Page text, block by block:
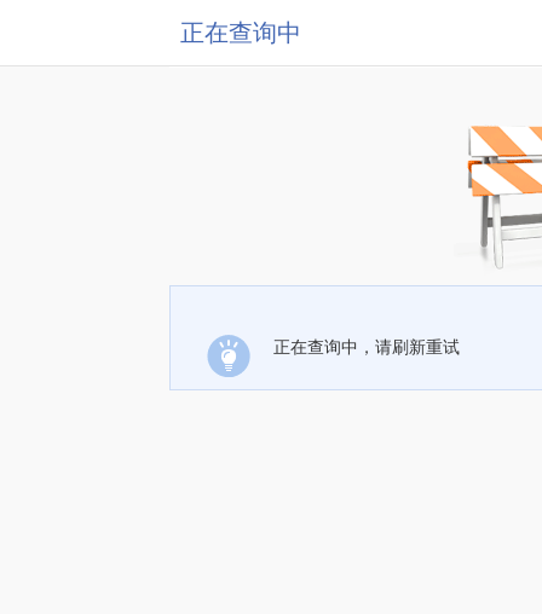
正在查询中
正在查询中，请刷新重试